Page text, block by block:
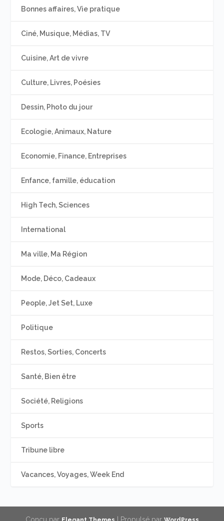
Bonnes affaires, Vie pratique
Ciné, Musique, Médias, TV
Cuisine, Art de vivre
Culture, Livres, Poésies
Dessin, Photo du jour
Ecologie, Animaux, Nature
Economie, Finance, Entreprises
Enfance, famille, éducation
High Tech, Sciences
International
Ma ville, Ma Région
Mode, Déco, Cadeaux
People, Jet Set, Luxe
Politique
Restos, Sorties, Concerts
Santé, Bien être
Société, Religions
Sports
Tribune libre
Vacances, Voyages, Week End